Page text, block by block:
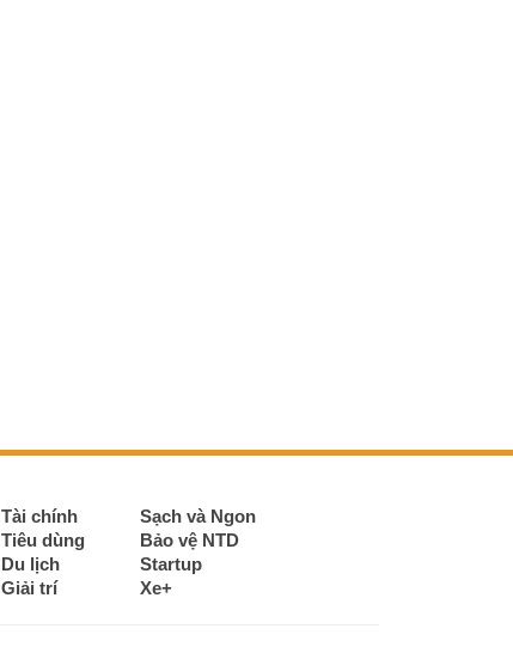
Tài chính
Sạch và Ngon
Tiêu dùng
Bảo vệ NTD
Du lịch
Startup
Giải trí Xe+